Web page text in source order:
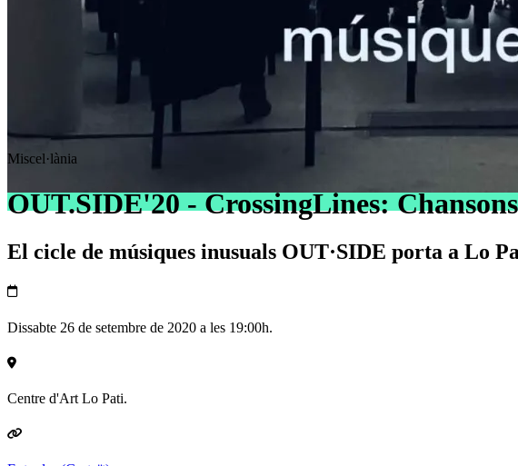
Miscel·lània
OUT.SIDE'20 - CrossingLines:
El cicle de músiques inusuals OUT·SIDE porta a Lo
Dissabte 26 de setembre de 2020 a les 19:00h.
Centre d'Art Lo Pati.